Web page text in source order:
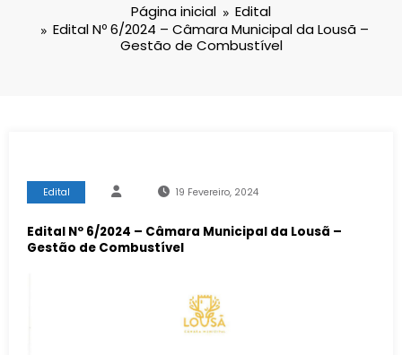
Página inicial
Edital
Edital Nº 6/2024 – Câmara Municipal da Lousã –
Gestão de Combustível
Edital 19 Fevereiro, 2024
Edital Nº 6/2024 – Câmara Municipal da Lousã –
Gestão de Combustível